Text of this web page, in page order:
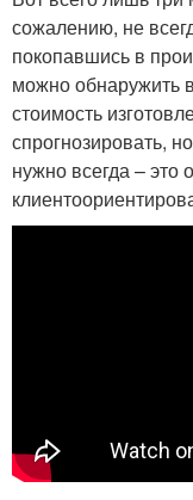
сожалению, не
покопавшись в
можно
стоимость
спрогнозировать,
нужно всегда – это